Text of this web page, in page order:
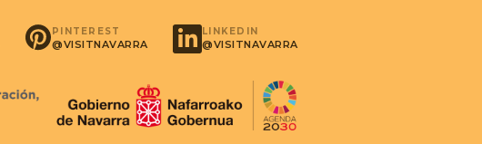
PINTEREST
@VISITNAVARRA
LINKEDIN
@VISITNAVARRA